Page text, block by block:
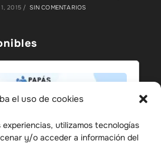
el uso de cookies
experiencias, utilizamos tecnologías
y/o acceder a información del
2015 / SIN COMENTARIOS